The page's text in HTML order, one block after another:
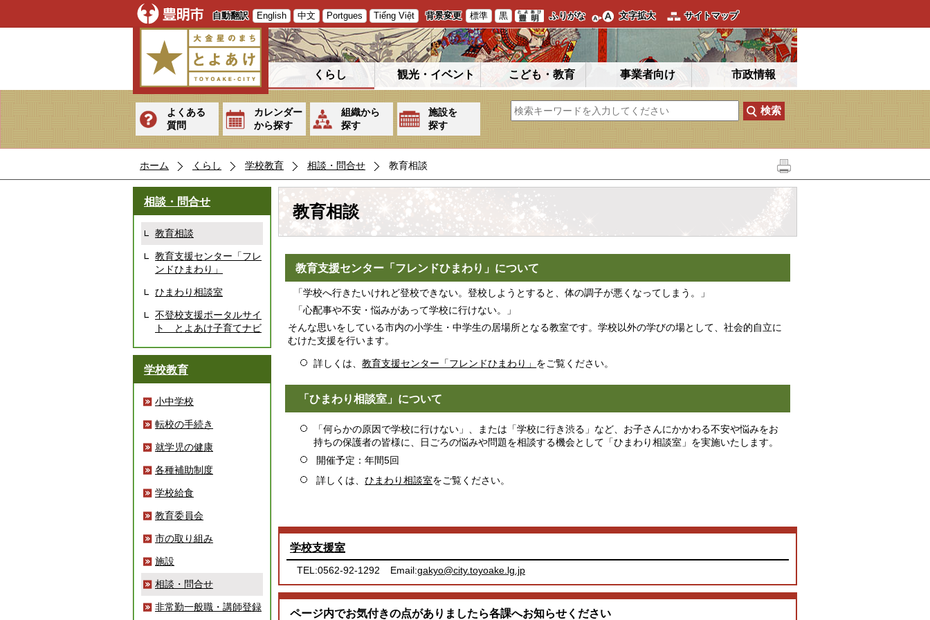
自動翻訳 English 中文 Portgues Tiếng Việt 背景変更 標準 黒 ふりがな 文字拡大 サイトマップ
くらし 観光・イベント こども・教育 事業者向け 市政情報
よくある
質問
カレンダー
から探す
組織から
探す
施設を
探す
ホーム くらし 学校教育 相談・問合せ 教育相談
相談・問合せ
教育相談
教育支援センター「フレ
ンドひまわり」
ひまわり相談室
不登校支援ポータルサイ
ト とよあけ子育てナビ
学校教育
小中学校
転校の手続き
就学児の健康
各種補助制度
学校給食
教育委員会
市の取り組み
施設
相談・問合せ
非常勤一般職・講師登録
教育相談
教育支援センター「フレンドひまわり」について
「学校へ行きたいけれど登校できない。登校しようとすると、体の調子が悪くなってしまう。」
「心配事や不安・悩みがあって学校に行けない。」
そんな思いをしている市内の小学生・中学生の居場所となる教室です。学校以外の学びの場として、社会的自立に
むけた支援を行います。
詳しくは、教育支援センター「フレンドひまわり」 をご覧ください。
「ひまわり相談室」について
「何らかの原因で学校に行けない」、または「学校に行き渋る」など、お子さんにかかわる不安や悩みをお
持ちの保護者の皆様に、日ごろの悩みや問題を相談する機会として「ひまわり相談室」を実施いたします。
開催予定：年間5回
詳しくは、ひまわり相談室をご覧ください。
学校支援室
TEL:0562-92-1292 Email:gakyo@city.toyoake.lg.jp
ページ内でお気付きの点がありましたら各課へお知らせください